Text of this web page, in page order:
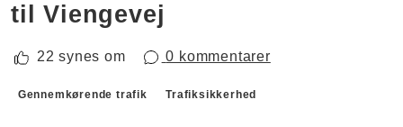
til Viengevej
22 synes om 0 kommentarer
Forslagskategorier
Gennemkørende trafik Trafiksikkerhed